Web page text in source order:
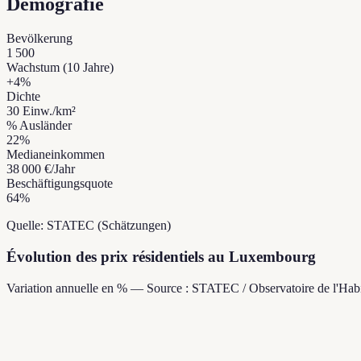
Demografie
Bevölkerung
1 500
Wachstum (10 Jahre)
+4%
Dichte
30 Einw./km²
% Ausländer
22%
Medianeinkommen
38 000 €/Jahr
Beschäftigungsquote
64%
Quelle: STATEC (Schätzungen)
Évolution des prix résidentiels au Luxembourg
Variation annuelle en % — Source : STATEC / Observatoire de